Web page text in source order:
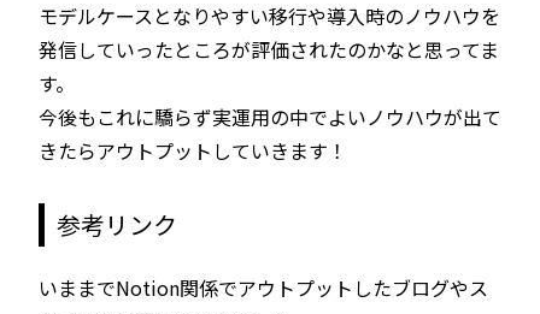
モデルケースとなりやすい移行や導入時のノウハウを
発信していったところが評価されたのかなと思ってま
す。
今後もこれに驕らず実運用の中でよいノウハウが出て
きたらアウトプットしていきます！
参考リンク
いままでNotion関係でアウトプットしたブログやス